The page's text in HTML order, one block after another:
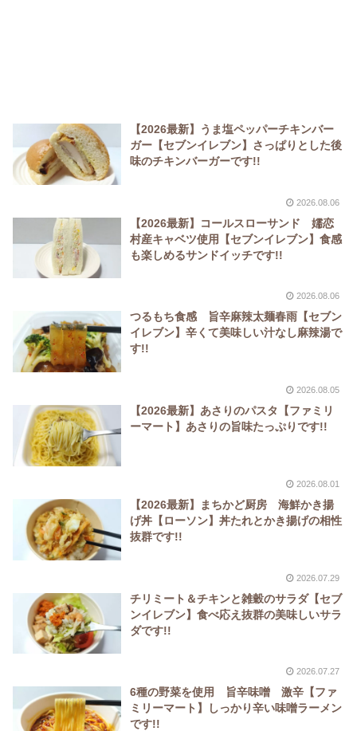
【2026最新】うま塩ペッパーチキンバー
ガー【セブンイレブン】さっぱりとした後
味のチキンバーガーです!!
2026.08.06
【2026最新】コールスローサンド 嬬恋
村産キャベツ使用【セブンイレブン】食感
も楽しめるサンドイッチです!!
2026.08.06
つるもち食感 旨辛麻辣太麺春雨【セブン
イレブン】辛くて美味しい汁なし麻辣湯で
す!!
2026.08.05
【2026最新】あさりのパスタ【ファミリ
ーマート】あさりの旨味たっぷりです!!
2026.08.01
【2026最新】まちかど厨房 海鮮かき揚
げ丼【ローソン】丼たれとかき揚げの相性
抜群です!!
2026.07.29
チリミート＆チキンと雑穀のサラダ【セブ
ンイレブン】食べ応え抜群の美味しいサラ
ダです!!
2026.07.27
6種の野菜を使用 旨辛味噌 激辛【ファ
ミリーマート】しっかり辛い味噌ラーメン
です!!